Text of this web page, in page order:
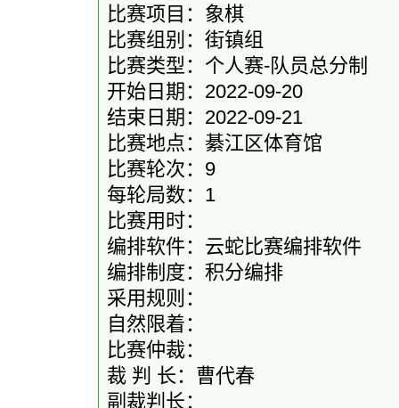
比赛项目：象棋
比赛组别：街镇组
比赛类型：个人赛-队员总分制
开始日期：2022-09-20
结束日期：2022-09-21
比赛地点：綦江区体育馆
比赛轮次：9
每轮局数：1
比赛用时：
编排软件：云蛇比赛编排软件
编排制度：积分编排
采用规则：
自然限着：
比赛仲裁：
裁 判 长：曹代春
副裁判长：